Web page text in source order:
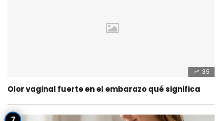
35
Olor vaginal fuerte en el embarazo qué significa